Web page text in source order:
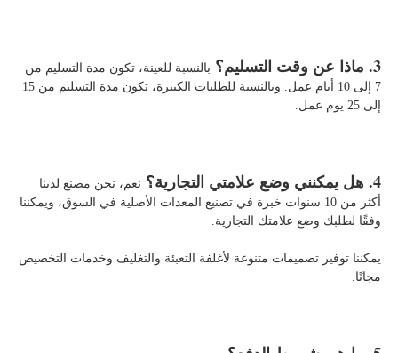
3. ماذا عن وقت التسليم؟
إلى 25 يوم عمل.
4. هل يمكنني وضع علامتي التجارية؟
وفقًا لطلبك وضع علامتك التجارية.
مجانًا.